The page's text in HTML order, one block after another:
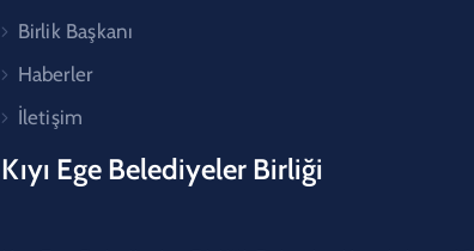
Birlik Başkanı
Haberler
İletişim
Kıyı Ege Belediyeler Birliği